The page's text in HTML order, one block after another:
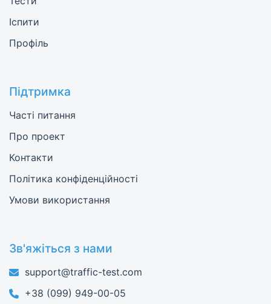
Іспити
Профіль
Підтримка
Часті питання
Про проект
Контакти
Політика конфіденційності
Умови використання
Зв'яжіться з нами
support@traffic-test.com
+38 (099) 949-00-05